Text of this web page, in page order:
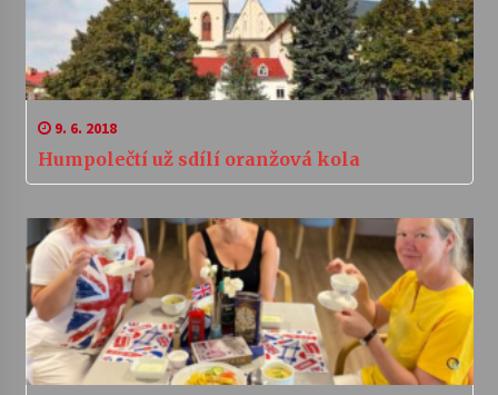
9. 6. 2018
Humpolečtí už sdílí oranžová kola